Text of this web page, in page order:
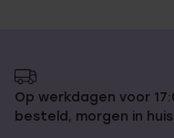
Op werkdagen voor
besteld, morgen in huis